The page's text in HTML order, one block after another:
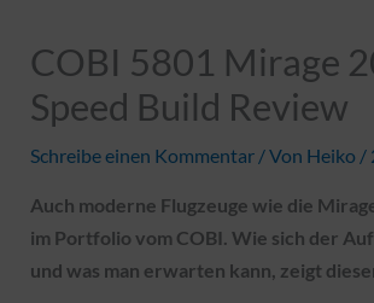
COBI 5801 Mirage
Speed Build Review
Schreibe einen Kommentar / Von Heiko /
Auch moderne Flugzeuge wie die
im Portfolio vom COBI. Wie sich der
und was man erwarten kann, zeigt